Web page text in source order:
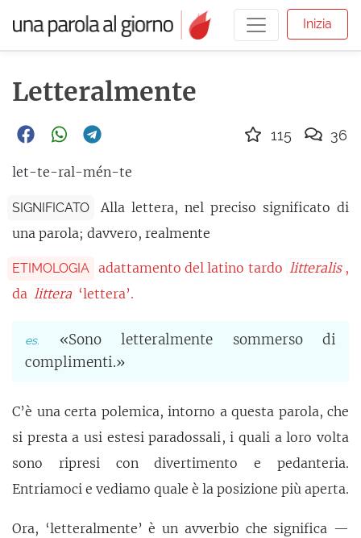
Inizia
Letteralmente
let-te-ral-mén-te
SIGNIFICATO
Alla lettera, nel preciso significato di
una parola; davvero, realmente
ETIMOLOGIA adattamento del latino tardo litteralis ,
da littera ‘lettera’.
«Sono letteralmente sommerso di
complimenti.»
C’è una certa polemica, intorno a questa parola, che
si presta a usi estesi paradossali, i quali a loro volta
sono ripresi con divertimento e pedanteria.
Entriamoci e vediamo quale è la posizione più aperta.
Ora, ‘letteralmente’ è un avverbio che significa —
115 36